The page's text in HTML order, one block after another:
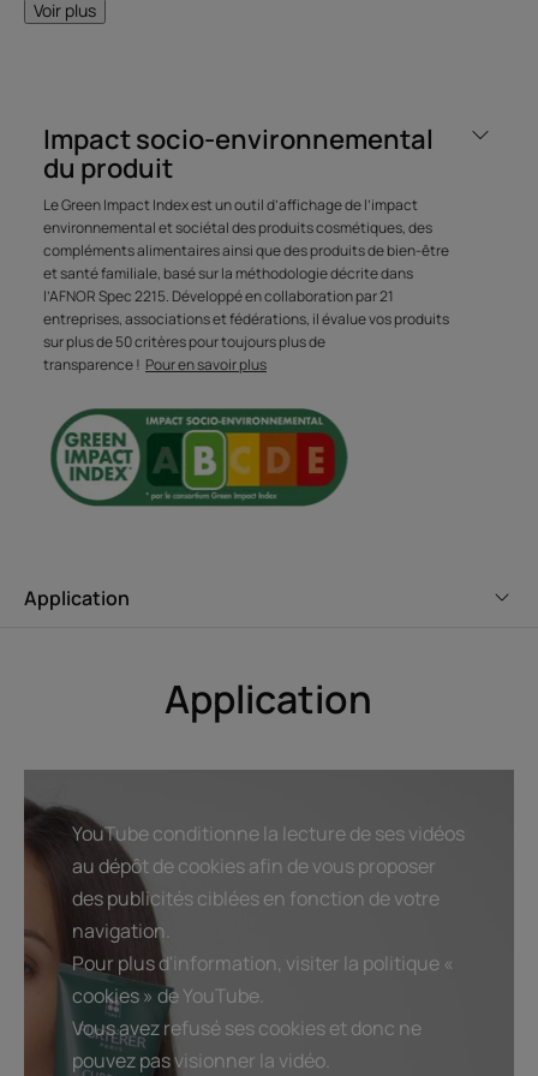
naturelle de Curbicia, ce shampoing anti-sébum agit tout
en naturalité.
Bénéfices
Purifie et nettoie en douceur : lave et assainit les cheveux
et le cuir chevelu, élimine en douceur l'excès de sébum.
Régule la production de sébum : les cheveux regraissent
moins vite, la fréquence des shampooings peut être
espacée.
Aide les cheveux à retrouver leur légèreté : durablement
assainie, la chevelure est fraîche et légère.
Avantage de la texture
Mousse fine et onctueuse
Senteur du contenu
Parfum frais et aromatique aux huiles essentielles
*Selon test OCDE301B.
Voir plus
Impact socio-environnemental
du produit
Le Green Impact Index est un outil d’affichage de l’impact
environnemental et sociétal des produits cosmétiques, des
compléments alimentaires ainsi que des produits de bien-être
et santé familiale, basé sur la méthodologie décrite dans
l’AFNOR Spec 2215. Développé en collaboration par 21
entreprises, associations et fédérations, il évalue vos produits
sur plus de 50 critères pour toujours plus de
transparence ! Pour en savoir plus
Application
Application
YouTube conditionne la lecture de ses vidéos
au dépôt de cookies afin de vous proposer
des publicités ciblées en fonction de votre
navigation.
Pour plus d'information, visiter la politique «
cookies » de YouTube.
Vous avez refusé ses cookies et donc ne
pouvez pas visionner la vidéo.